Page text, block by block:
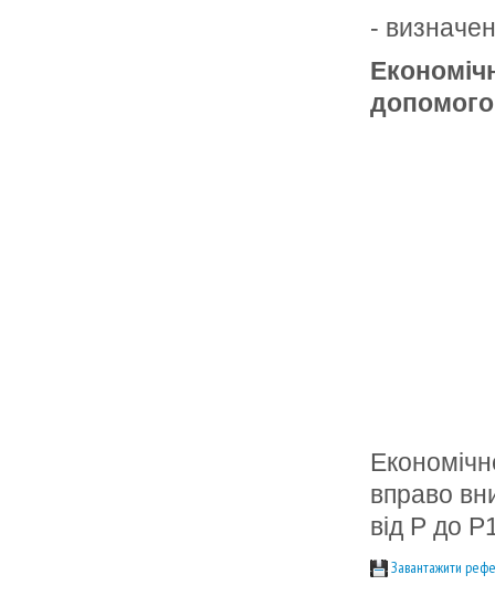
-
вправо
від Р до
Завантажити